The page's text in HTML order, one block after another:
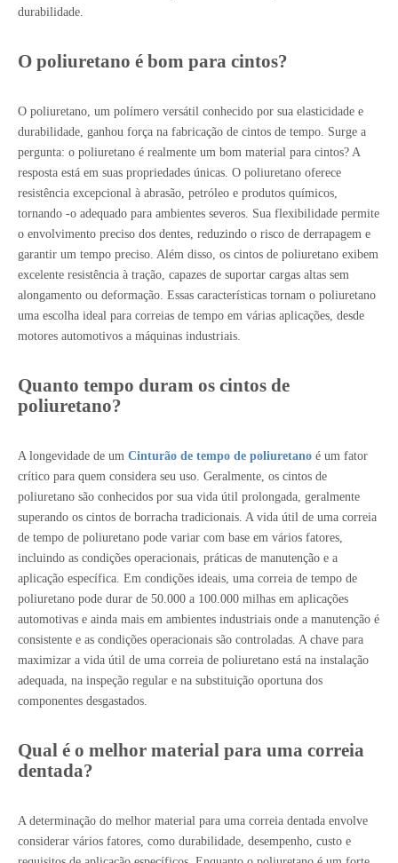
durabilidade.
O poliuretano é bom para cintos?
O poliuretano, um polímero versátil conhecido por sua elasticidade e
durabilidade, ganhou força na fabricação de cintos de tempo. Surge a
pergunta: o poliuretano é realmente um bom material para cintos? A
resposta está em suas propriedades únicas. O poliuretano oferece
resistência excepcional à abrasão, petróleo e produtos químicos,
tornando -o adequado para ambientes severos. Sua flexibilidade permite
o envolvimento preciso dos dentes, reduzindo o risco de derrapagem e
garantir um tempo preciso. Além disso, os cintos de poliuretano exibem
excelente resistência à tração, capazes de suportar cargas altas sem
alongamento ou deformação. Essas características tornam o poliuretano
uma escolha ideal para correias de tempo em várias aplicações, desde
motores automotivos a máquinas industriais.
Quanto tempo duram os cintos de
poliuretano?
A longevidade de um Cinturão de tempo de poliuretano é um fator
crítico para quem considera seu uso. Geralmente, os cintos de
poliuretano são conhecidos por sua vida útil prolongada, geralmente
superando os cintos de borracha tradicionais. A vida útil de uma correia
de tempo de poliuretano pode variar com base em vários fatores,
incluindo as condições operacionais, práticas de manutenção e a
aplicação específica. Em condições ideais, uma correia de tempo de
poliuretano pode durar de 50.000 a 100.000 milhas em aplicações
automotivas e ainda mais em ambientes industriais onde a manutenção é
consistente e as condições operacionais são controladas. A chave para
maximizar a vida útil de uma correia de poliuretano está na instalação
adequada, na inspeção regular e na substituição oportuna dos
componentes desgastados.
Qual é o melhor material para uma correia
dentada?
A determinação do melhor material para uma correia dentada envolve
considerar vários fatores, como durabilidade, desempenho, custo e